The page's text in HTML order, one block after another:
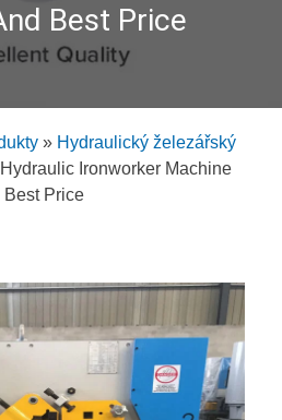
Best Price
» Hydraulický železářský
Ironworker Machine
Best Price